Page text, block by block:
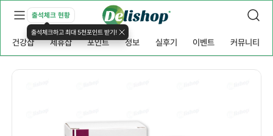
출석체크 현황
출석체크하고 최대 5천포인트 받기!
건강샵 제휴샵 포인트 정보 실후기 이벤트 커뮤니티